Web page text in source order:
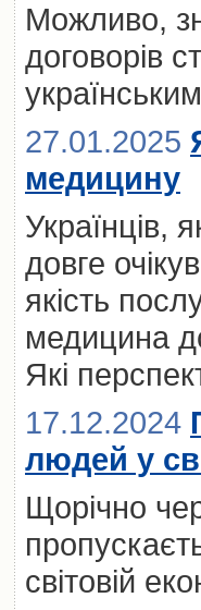
Можливо,
договорів
27.01.2025
медицину
Українців,
довге
якість
медицина
Які
17.12.2024
людей у
Щорічно
світовій